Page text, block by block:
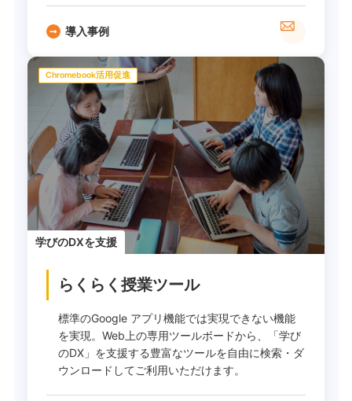
導入事例
Chromebook活用促進
学びのDXを支援
らくらく授業ツール
標準のGoogle アプリ機能では実現できない機能
を実現。Web上の専用ツールボードから、「学び
のDX」を支援する豊富なツールを自由に検索・ダ
ウンロードしてご利用いただけます。